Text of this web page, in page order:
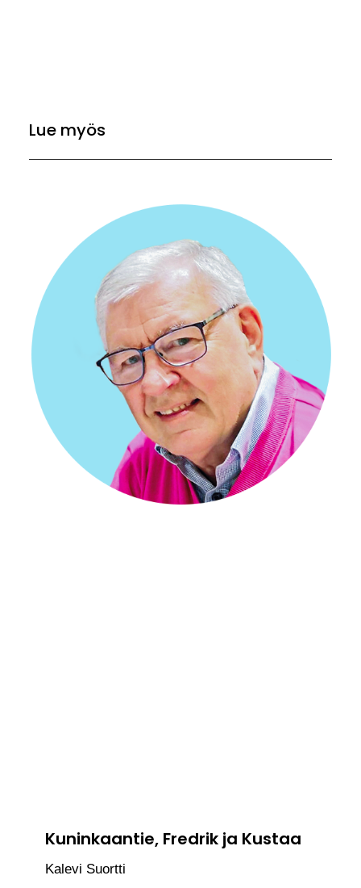
Lue myös
Kuninkaantie, Fredrik ja Kustaa
Kalevi Suortti